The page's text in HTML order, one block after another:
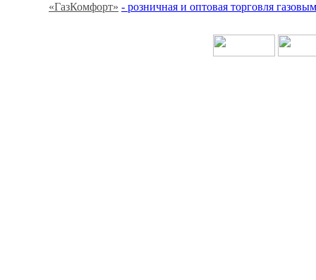
«ГазКомфорт» - розничная и оптовая торговля